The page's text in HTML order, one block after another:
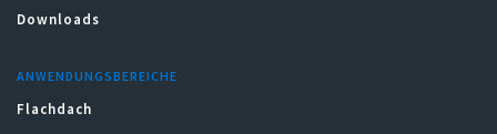
Downloads
ANWENDUNGSBEREICHE
Flachdach